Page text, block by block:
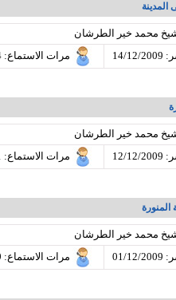
محمد خير الطرشان
مرات الاستماع: 2174
محمد خير الطرشان
مرات الاستماع: 2271
المنورة
محمد خير الطرشان
مرات الاستماع: 2369